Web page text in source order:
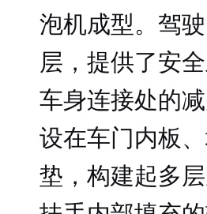
泡机成型。驾
层，提供了安
车身连接处的
设在车门内板
垫，构建起多